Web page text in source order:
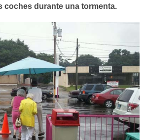
coches durante una tormenta.